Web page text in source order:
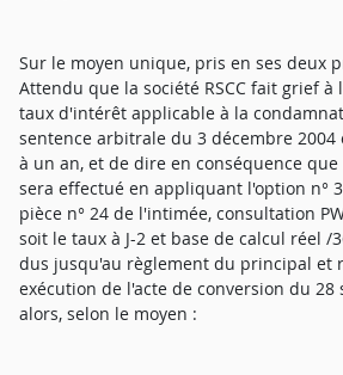
Sur le moyen unique, pris en ses deux
Attendu que la société RSCC fait grief
taux d'intérêt applicable à la
sentence arbitrale du 3 décembre 2004
à un an, et de dire en conséquence
sera effectué en appliquant l'option n°
pièce n° 24 de l'intimée, consultation
soit le taux à J-2 et base de calcul réel /
dus jusqu'au règlement du principal et
exécution de l'acte de conversion du 28
alors, selon le moyen :